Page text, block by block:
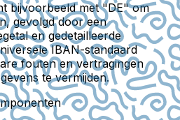
bijvoorbeeld met "DE" om
gevolgd door een
en gedetailleerde
IBAN-standaard
fouten en vertragingen
te vermijden.